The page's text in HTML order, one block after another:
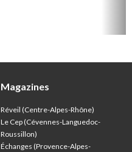
Magazines
Réveil (Centre-Alpes-Rhône)
Le Cep (Cévennes-Languedoc-
Roussillon)
Échanges (Provence-Alpes-